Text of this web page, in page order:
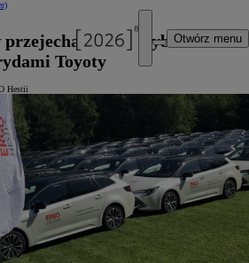
Otwórz menu
w trybie
Toyoty
Hestii